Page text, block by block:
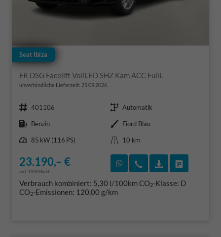
Seat Ibiza
FR DSG Facelift VollLED SHZ Kam ACC FullL
unverbindliche Lieferzeit: 25.09.2026
Fahrzeugnr. 401106 Getriebe Automatik
Kraftstoff Benzin Außenfarbe Fiord Blau
Leistung 85 kW (116 PS) Kilometerstand 10 km
23.190,– €
incl. 19% MwSt.
Rückruf vereinbaren
Wir rufen Sie an
Verbrauch kombiniert: 5,30 l/100kmCO2-Klasse: D
CO2-Emissionen: 120,00 g/km